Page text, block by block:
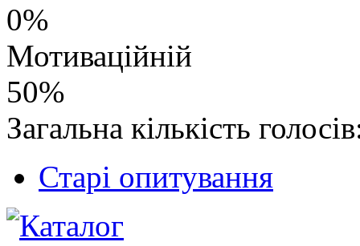
0%
Мотиваційній
50%
Загальна кількість
Старі опитування